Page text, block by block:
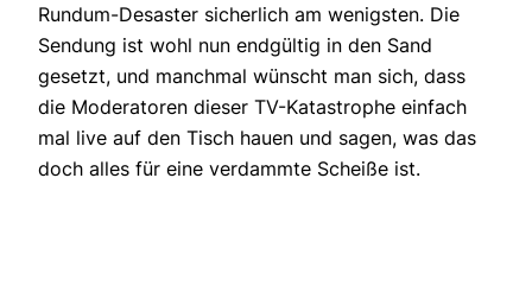
Rundum-Desaster sicherlich am wenigsten. Die
Sendung ist wohl nun endgültig in den Sand
gesetzt, und manchmal wünscht man sich, dass
die Moderatoren dieser TV-Katastrophe einfach
mal live auf den Tisch hauen und sagen, was das
doch alles für eine verdammte Scheiße ist.